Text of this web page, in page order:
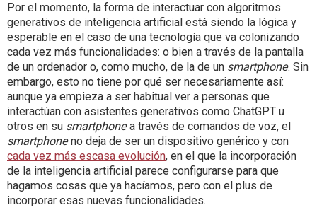
Por el momento, la forma de interactuar con algoritmos
generativos de inteligencia artificial está siendo la lógica y
esperable en el caso de una tecnología que va colonizando
cada vez más funcionalidades: o bien a través de la pantalla
de un ordenador o, como mucho, de la de un smartphone. Sin
embargo, esto no tiene por qué ser necesariamente así:
aunque ya empieza a ser habitual ver a personas que
interactúan con asistentes generativos como ChatGPT u
otros en su smartphonea través de comandos de voz, el
smartphoneno deja de ser un dispositivo genérico y con
cada vez más escasa evolución, en el que la incorporación
de la inteligencia artificial parece configurarse para que
hagamos cosas que ya hacíamos, pero con el plus de
incorporar esas nuevas funcionalidades.